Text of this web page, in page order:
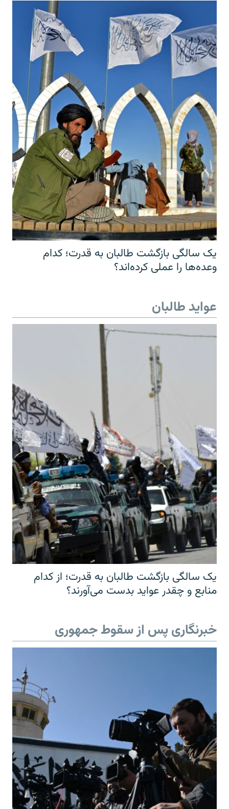
یک سالگی بازگشت طالبان به قدرت؛ کدام
وعده‌ها را عملی کرده‌اند؟
عواید طالبان
یک سالگی بازگشت طالبان به قدرت؛ از کدام
منابع و چقدر عواید بدست می‌آورند؟
خبرنگاری پس از سقوط جمهوری